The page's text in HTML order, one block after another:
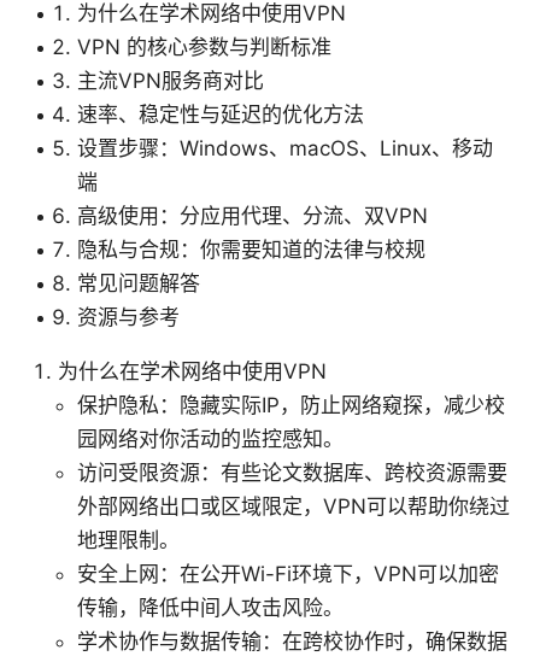
为什么在学术网络中使用VPN
VPN 的核心参数与判断标准
主流VPN服务商对比
速率、稳定性与延迟的优化方法
设置步骤：Windows、macOS、Linux、移动
端
高级使用：分应用代理、分流、双VPN
隐私与合规：你需要知道的法律与校规
常见问题解答
资源与参考
为什么在学术网络中使用VPN
保护隐私：隐藏实际IP，防止网络窥探，减少校
园网络对你活动的监控感知。
访问受限资源：有些论文数据库、跨校资源需要
外部网络出口或区域限定，VPN可以帮助你绕过
地理限制。
安全上网：在公开Wi-Fi环境下，VPN可以加密
传输，降低中间人攻击风险。
学术协作与数据传输：在跨校协作时，确保数据